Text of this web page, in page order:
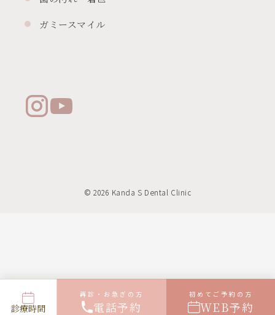
ガミースマイル
© 2026 Kanda S Dental Clinic
診療時間
再診・お急ぎの方
電話予約
初めてご予約の方
WEB予約